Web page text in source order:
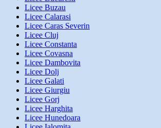
Licee Buzau
Licee Calarasi
Licee Caras Severin
Licee Cluj
Licee Constanta
Licee Covasna
Licee Dambovita
Licee Dolj
Licee Galati
Licee Giurgiu
Licee Gorj
Licee Harghita
Licee Hunedoara